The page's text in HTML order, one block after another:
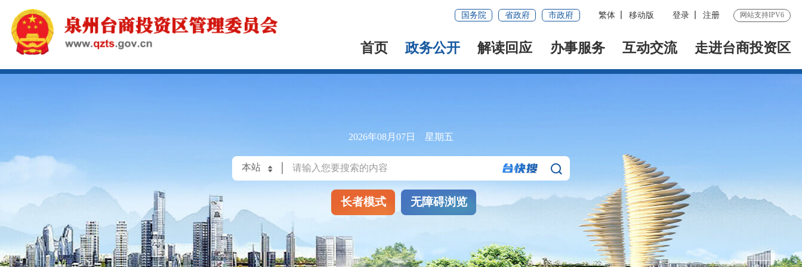
国务院 省政府 市政府 繁体 移动版 登录 注册 网站支持IPV6
首页 政务公开 解读回应 办事服务 互动交流 走进台商投资区
2026年08月07日 星期五
长者模式 无障碍浏览